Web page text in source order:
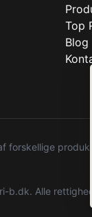
Top
Blog
b.dk. Alle